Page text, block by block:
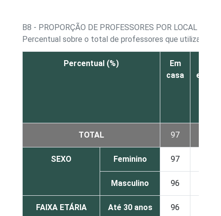
B8 - PROPORÇÃO DE PROFESSORES POR LOCAL DE
Percentual sobre o total de professores que utilizaram
Percentual (%)
Em
casa
escola
TOTAL 97
SEXO Feminino 97
Masculino 96
FAIXA ETÁRIA Até 30 anos 96